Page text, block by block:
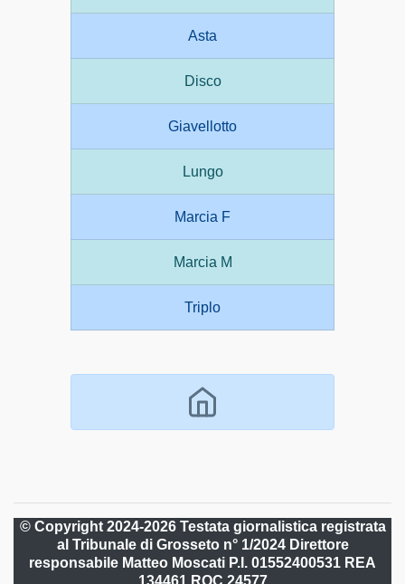
Asta
Disco
Giavellotto
Lungo
Marcia F
Marcia M
Triplo
© Copyright 2024-2026 Testata giornalistica registrata
al Tribunale di Grosseto n° 1/2024 Direttore
responsabile Matteo Moscati P.I. 01552400531 REA